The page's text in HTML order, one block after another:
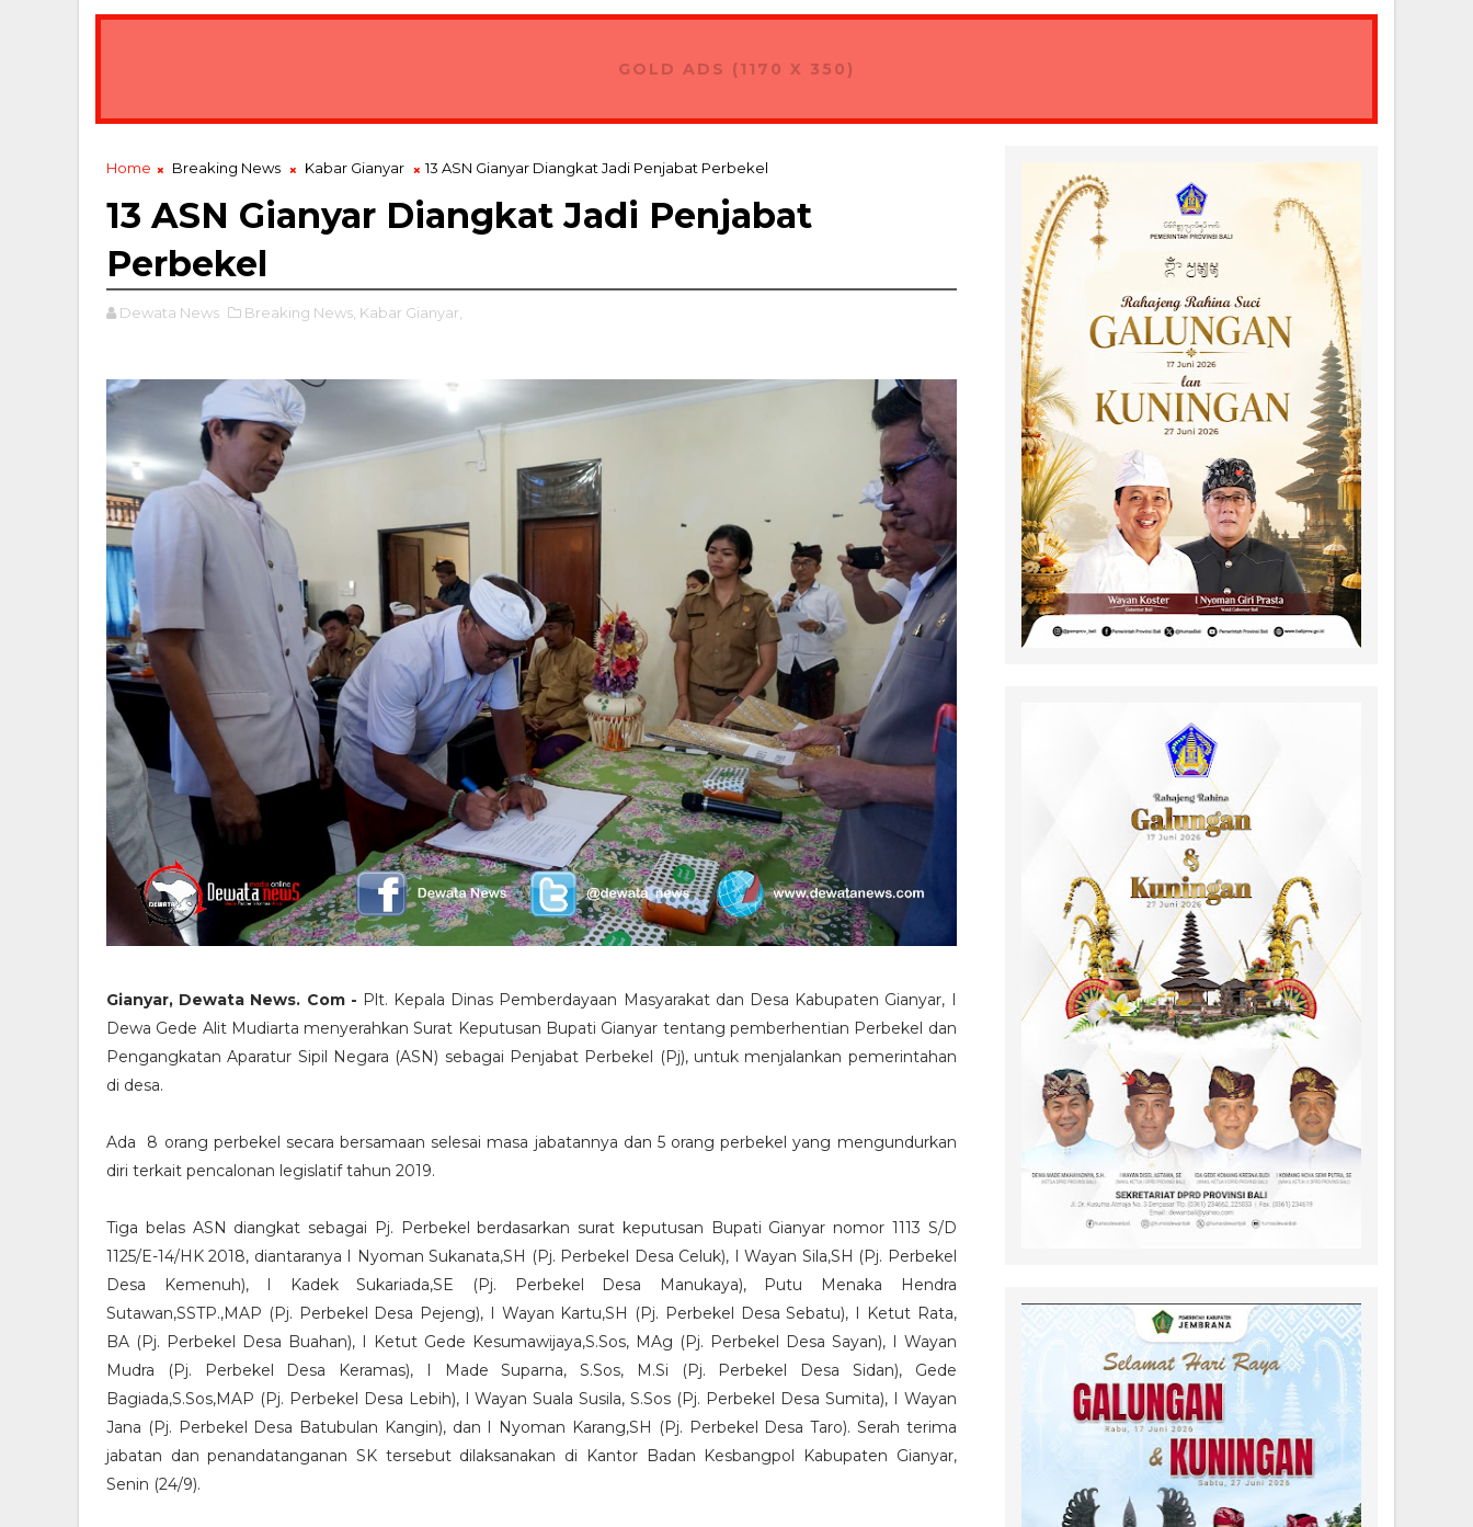
BREAKING NEWS Posyandu di Bali Akan Diberi Nama Sesuai Banjar untuk Permudah Pemetaan
GOLD ADS (1170 X 350)
Home Breaking News Kabar Gianyar 13 ASN Gianyar Diangkat Jadi Penjabat Perbekel
13 ASN Gianyar Diangkat Jadi Penjabat
Perbekel
Dewata News Breaking News, Kabar Gianyar,
Gianyar, Dewata News. Com - Plt. Kepala Dinas Pemberdayaan Masyarakat dan Desa Kabupaten Gianyar, I
Dewa Gede Alit Mudiarta menyerahkan Surat Keputusan Bupati Gianyar tentang pemberhentian Perbekel dan
Pengangkatan Aparatur Sipil Negara (ASN) sebagai Penjabat Perbekel (Pj), untuk menjalankan pemerintahan
di desa.
Ada 8 orang perbekel secara bersamaan selesai masa jabatannya dan 5 orang perbekel yang mengundurkan
diri terkait pencalonan legislatif tahun 2019.
Tiga belas ASN diangkat sebagai Pj. Perbekel berdasarkan surat keputusan Bupati Gianyar nomor 1113 S/D
1125/E-14/HK 2018, diantaranya I Nyoman Sukanata,SH (Pj. Perbekel Desa Celuk), I Wayan Sila,SH (Pj. Perbekel
Desa Kemenuh), I Kadek Sukariada,SE (Pj. Perbekel Desa Manukaya), Putu Menaka Hendra
Sutawan,SSTP.,MAP (Pj. Perbekel Desa Pejeng), I Wayan Kartu,SH (Pj. Perbekel Desa Sebatu), I Ketut Rata,
BA (Pj. Perbekel Desa Buahan), I Ketut Gede Kesumawijaya,S.Sos, MAg (Pj. Perbekel Desa Sayan), I Wayan
Mudra (Pj. Perbekel Desa Keramas), I Made Suparna, S.Sos, M.Si (Pj. Perbekel Desa Sidan), Gede
Bagiada,S.Sos,MAP (Pj. Perbekel Desa Lebih), I Wayan Suala Susila, S.Sos (Pj. Perbekel Desa Sumita), I Wayan
Jana (Pj. Perbekel Desa Batubulan Kangin), dan I Nyoman Karang,SH (Pj. Perbekel Desa Taro). Serah terima
jabatan dan penandatanganan SK tersebut dilaksanakan di Kantor Badan Kesbangpol Kabupaten Gianyar,
Senin (24/9).